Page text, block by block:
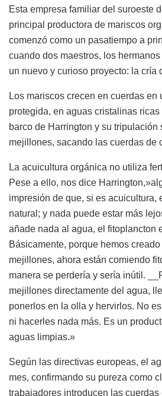
Esta empresa familiar del suroeste
principal productora de mariscos
comenzó como un pasatiempo a
cuando dos maestros, los
un nuevo y curioso proyecto: la cría
Los mariscos crecen en cuerdas en
protegida, en aguas cristalinas ricas
barco de Harrington y su
mejillones, sacando las cuerdas de
La acuicultura orgánica no utiliza
Pese a ello, nos dice
impresión de que, si es acuicultura,
natural; y nada puede estar más
añade nada al agua, el fitoplancton
Básicamente, porque hemos
mejillones, ahora están comiendo
manera se perdería y sería inútil.
mejillones directamente del agua,
ponerlos en la olla y hervirlos. No
ni hacerles nada más. Es un
aguas limpias.»
Según las directivas europeas, el
mes, confirmando su pureza como
trabajadores introducen las